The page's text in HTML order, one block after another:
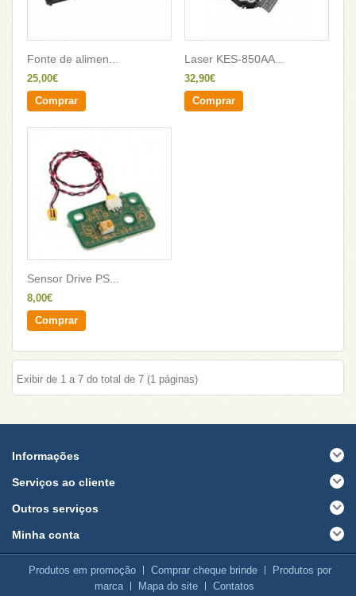
Fonte de alimen...
25,00€
Comprar
Laser KES-850AA...
32,90€
Comprar
Sensor Drive PS...
8,00€
Comprar
Exibir de 1 a 7 do total de 7 (1 páginas)
Informações
Serviços ao cliente
Outros serviços
Minha conta
Produtos em promoção Comprar cheque brinde
Produtos por
marca
Mapa do site Contatos